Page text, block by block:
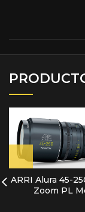
ARRI Alura 45-
Zoom PL